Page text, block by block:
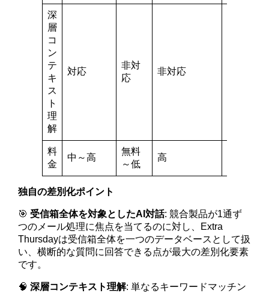
深
層
コ
ン
テ
キ
ス
ト
理
解
対応
非対
応
非対応
料
金
中～高
無料
～低
高
独自の差別化ポイント
🎯 受信箱全体を対象としたAI対話: 競合製品が1通ず
つのメール処理に焦点を当てるのに対し、Extra
Thursdayは受信箱全体を一つのデータベースとして扱
い、横断的な質問に回答できる点が最大の差別化要素
です。
🧠深層コンテキスト理解: 単なるキーワードマッチン